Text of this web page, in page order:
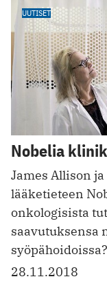
UUTISET
Nobelia
James Allison
lääketieteen
onkologisista
saavutuksensa
syöpähoidoissa?
28.11.2018